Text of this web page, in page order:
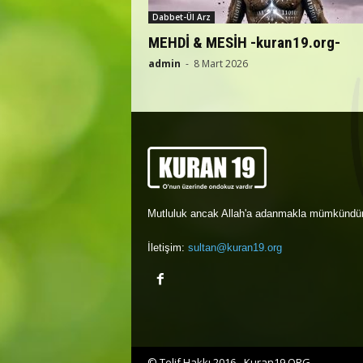
Dabbet-Ül Arz
MEHDİ & MESİH -kuran19.org-
admin - 8 Mart 2026
Mutluluk ancak Allah'a adanmakla
İletişim: sultan@kuran19.org